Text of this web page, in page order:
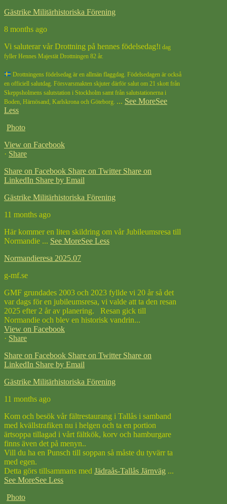
Gästrike Militärhistoriska Förening
8 months ago
Vi saluterar vår Drottning på hennes födelsedag!I dag
fyller Hennes Majestät Drottningen 82 år.
Drottningens födelsedag är en allmän flaggdag. Födelsedagen är också
en officiell salutdag. Försvarsmakten skjuter därför salut om 21 skott från
Skeppsholmens salutstation i Stockholm samt från salutstationerna i
Boden, Härnösand, Karlskrona och Göteborg. ... See MoreSee
Less
Photo
View on Facebook
· Share
Share on Facebook Share on Twitter Share on
LinkedIn Share by Email
Gästrike Militärhistoriska Förening
11 months ago
Här kommer en liten skildring om vår Jubileumsresa till
Normandie ... See MoreSee Less
Normandieresa 2025.07
g-mf.se
GMF grundades 2003 och 2023 fyllde vi 20 år så det
var dags för en jubileumsresa, vi valde att ta den resan
2025 efter 2 år av planering. Resan gick till
Normandie och blev en historisk vandrin...
View on Facebook
· Share
Share on Facebook Share on Twitter Share on
LinkedIn Share by Email
Gästrike Militärhistoriska Förening
11 months ago
Kom och besök vår fältrestaurang i Tallås i samband
med kvällstrafiken nu i helgen och ta en portion
ärtsoppa tillagad i vårt fältkök, korv och hamburgare
finns även det på menyn..
Vill du ha en Punsch till soppan så måste du tyvärr ta
med egen.
Detta görs tillsammans med Jädraås-Tallås Järnväg ...
See MoreSee Less
Photo